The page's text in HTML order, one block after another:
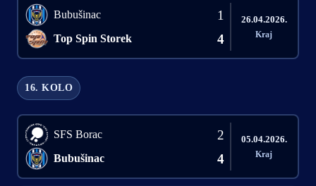
Bubušinac 1
Top Spin Storek 4
26.04.2026.
Kraj
16. KOLO
SFS Borac 2
Bubušinac 4
05.04.2026.
Kraj